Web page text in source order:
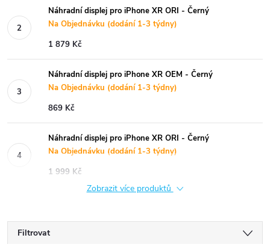
Náhradní displej pro iPhone XR ORI - Černý
Na Objednávku (dodání 1-3 týdny)
1 879 Kč
Náhradní displej pro iPhone XR OEM - Černý
Na Objednávku (dodání 1-3 týdny)
869 Kč
Náhradní displej pro iPhone XR ORI - Černý
Na Objednávku (dodání 1-3 týdny)
1 999 Kč
Zobrazit více produktů
Filtrovat